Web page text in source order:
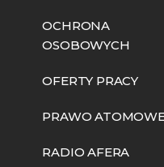
OCHRONA
OSOBOWYCH
OFERTY PRACY
PRAWO
RADIO AFERA